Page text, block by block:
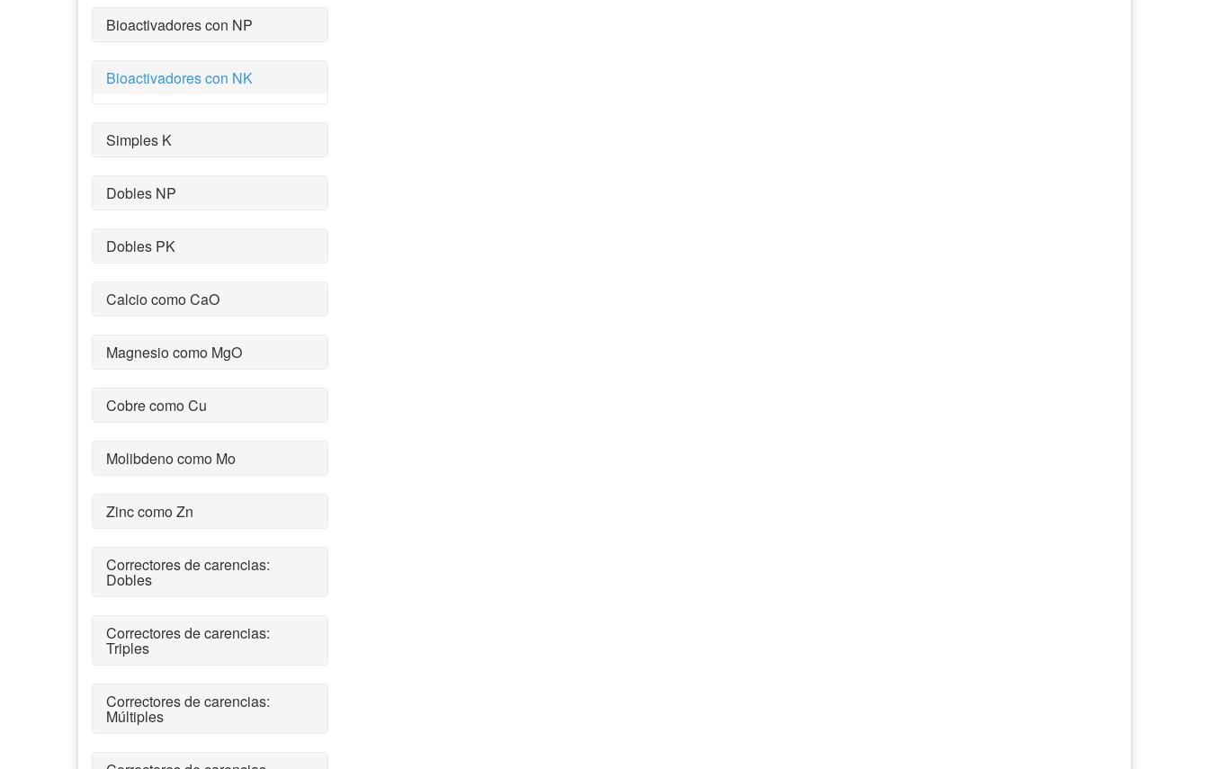
Bioactivadores con NP
Bioactivadores con NK
Simples K
Dobles NP
Dobles PK
Calcio como CaO
Magnesio como MgO
Cobre como Cu
Molibdeno como Mo
Zinc como Zn
Correctores de carencias:
Dobles
Correctores de carencias:
Triples
Correctores de carencias:
Múltiples